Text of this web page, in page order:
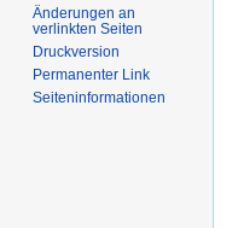
Änderungen an
verlinkten Seiten
Druckversion
Permanenter Link
Seiten­­informationen